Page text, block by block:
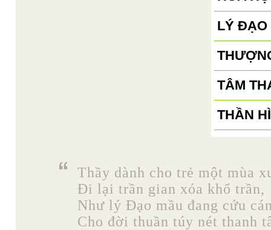
LÝ ĐẠO
TÂM
THẦN
Thầy dành cho trẻ một mùa
Đi lại trần gian xóa khổ trần,
Như lý Đạo mầu đang cứu
Cho đời thuần túy nét thanh